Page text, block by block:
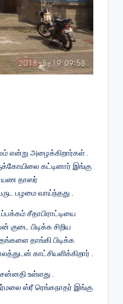
என்று அழைக்கிறார்கள் .
கட்டினார் இங்கு
தாஸர்
பழமை வாய்ந்தது .
சீதாபிராட்டியை
பிடிக்க சிறிய
தாங்கி பிடிக்க
காட்சியளிக்கிறார் .
உள்ளது .
ஸ்ரீ ரெங்கநாதர் இங்கு